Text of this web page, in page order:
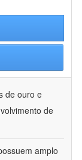
de ouro e
de
amplo